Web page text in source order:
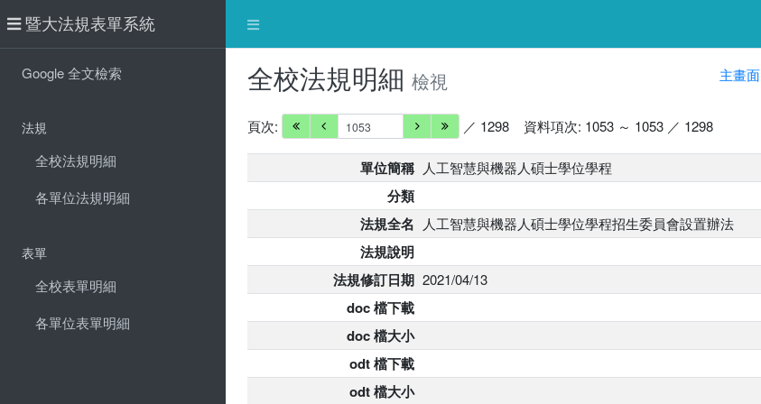
暨大法規表單系統
Google 全文檢索
法規
全校法規明細
各單位法規明細
表單
全校表單明細
各單位表單明細
全校法規明細 檢視 主畫面
頁次: ／ 1298 資料項次: 1053 ～ 1053 ／ 1298
單位簡稱 人工智慧與機器人碩士學位學程
分類
法規全名 人工智慧與機器人碩士學位學程招生委員會設置辦法
法規說明
法規修訂日期 2021/04/13
doc 檔下載
doc 檔大小
odt 檔下載
odt 檔大小